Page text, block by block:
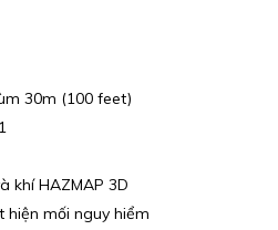
30m (100 feet)
khí HAZMAP 3D
hiện mối nguy hiểm